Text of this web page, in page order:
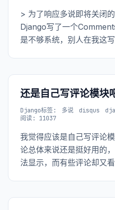
> 为了响应多说即将关闭
Django写了一个
是不够系统，别人在我这
还是自己写评论模块
Django标签: 多说 disqus
阅读: 11037
我觉得应该是自己写评论
论总体来说还是挺好用的
法显示，而有些评论却又